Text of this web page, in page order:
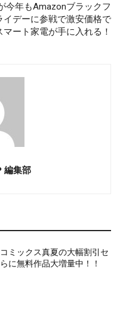
今年もAmazonブラックフ
イデーに参戦で激安価格で
マート家電が手に入れる！
編集部
ミックス真夏の大幅割引セ
に無料作品大増量中！！